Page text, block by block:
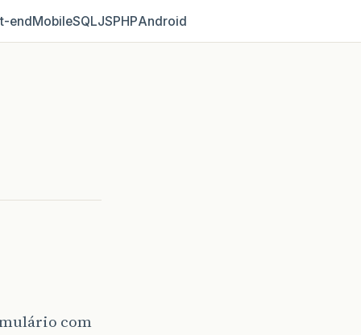
MobileSQLJSPHPAndroid
com